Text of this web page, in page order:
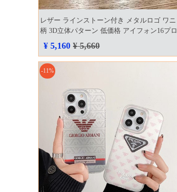
レザー ラインストーン付き メタルロゴ ワニ
柄 3D立体パターン 低価格 アイフォン16プロ
スマホケース prada風 高级アイホン 14 カバ
ーハイブランド
¥ 5,160 ¥ 5,660
-11%